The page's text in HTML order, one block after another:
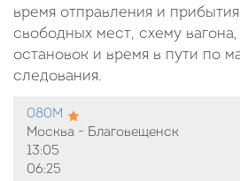
время отправления и
свободных мест, схему
остановок и время в пути по
следования.
080М
Москва - Благовещенск
13:05
06:25